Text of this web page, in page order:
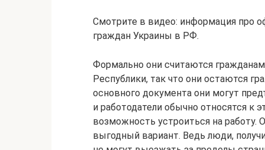
Смотрите в видео: информация про
граждан Украины в РФ.
Формально они считаются
Республики, так что они остаются
основного документа они могут
и работодатели обычно относятся к
возможность устроиться на работу.
выгодный вариант. Ведь люди,